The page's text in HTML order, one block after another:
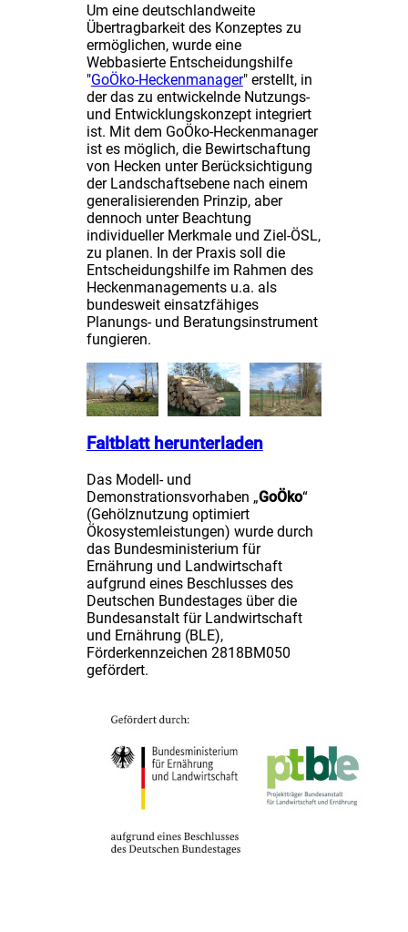
Um eine deutschlandweite
Übertragbarkeit des Konzeptes zu
ermöglichen, wurde eine
Webbasierte Entscheidungshilfe
"GoÖko-Heckenmanager" erstellt, in
der das zu entwickelnde Nutzungs-
und Entwicklungskonzept integriert
ist. Mit dem GoÖko-Heckenmanager
ist es möglich, die Bewirtschaftung
von Hecken unter Berücksichtigung
der Landschaftsebene nach einem
generalisierenden Prinzip, aber
dennoch unter Beachtung
individueller Merkmale und Ziel-ÖSL,
zu planen. In der Praxis soll die
Entscheidungshilfe im Rahmen des
Heckenmanagements u.a. als
bundesweit einsatzfähiges
Planungs- und Beratungsinstrument
fungieren.
Faltblatt herunterladen
Das Modell- und
Demonstrationsvorhaben „GoÖko“
(Gehölznutzung optimiert
Ökosystemleistungen) wurde durch
das Bundesministerium für
Ernährung und Landwirtschaft
aufgrund eines Beschlusses des
Deutschen Bundestages über die
Bundesanstalt für Landwirtschaft
und Ernährung (BLE),
Förderkennzeichen 2818BM050
gefördert.